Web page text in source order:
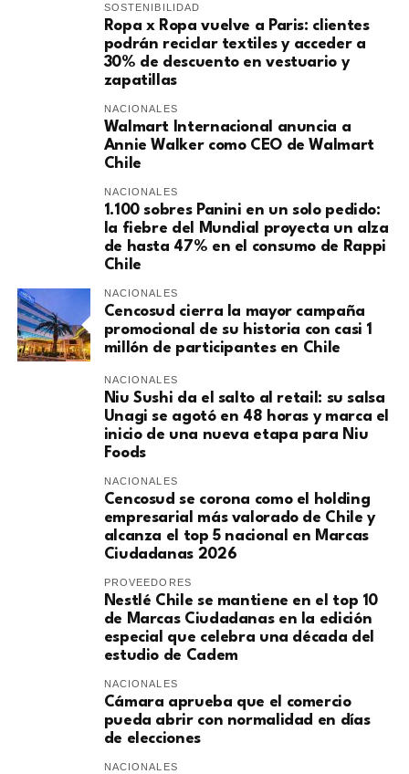
SOSTENIBILIDAD
Ropa x Ropa vuelve a Paris: clientes
podrán reciclar textiles y acceder a
30% de descuento en vestuario y
zapatillas
NACIONALES
Walmart Internacional anuncia a
Annie Walker como CEO de Walmart
Chile
NACIONALES
1.100 sobres Panini en un solo pedido:
la fiebre del Mundial proyecta un alza
de hasta 47% en el consumo de Rappi
Chile
NACIONALES
Cencosud cierra la mayor campaña
promocional de su historia con casi 1
millón de participantes en Chile
NACIONALES
Niu Sushi da el salto al retail: su salsa
Unagi se agotó en 48 horas y marca el
inicio de una nueva etapa para Niu
Foods
NACIONALES
Cencosud se corona como el holding
empresarial más valorado de Chile y
alcanza el top 5 nacional en Marcas
Ciudadanas 2026
PROVEEDORES
Nestlé Chile se mantiene en el top 10
de Marcas Ciudadanas en la edición
especial que celebra una década del
estudio de Cadem
NACIONALES
Cámara aprueba que el comercio
pueda abrir con normalidad en días
de elecciones
NACIONALES